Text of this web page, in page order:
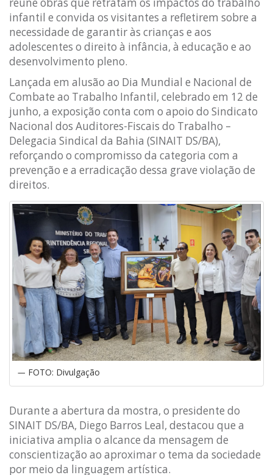
infantil e convida os visitantes a refletirem sobre a
necessidade de garantir às crianças e aos
adolescentes o direito à infância, à educação e ao
desenvolvimento pleno.
Lançada em alusão ao Dia Mundial e Nacional de
Combate ao Trabalho Infantil, celebrado em 12 de
junho, a exposição conta com o apoio do Sindicato
Nacional dos Auditores-Fiscais do Trabalho –
Delegacia Sindical da Bahia (SINAIT DS/BA),
reforçando o compromisso da categoria com a
prevenção e a erradicação dessa grave violação de
direitos.
FOTO: Divulgação
Durante a abertura da mostra, o presidente do
SINAIT DS/BA, Diego Barros Leal, destacou que a
iniciativa amplia o alcance da mensagem de
conscientização ao aproximar o tema da sociedade
por meio da linguagem artística.